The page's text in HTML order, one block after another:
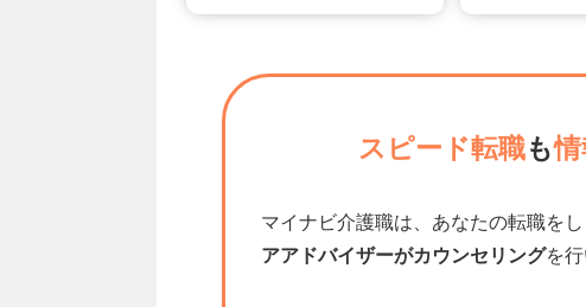
スピード転職も
マイナビ介護職は、あなたの転職をし
アアドバイザーがカウンセリングを行